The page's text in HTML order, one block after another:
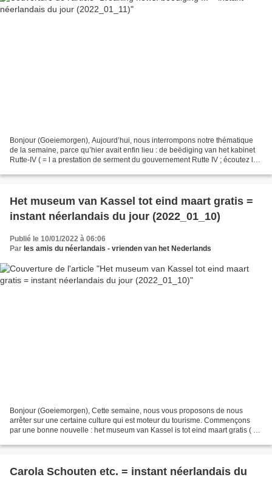
Bonjour (Goeiemorgen), Aujourd’hui, nous interrompons notre thématique
de la semaine, parce qu’hier avait enfin lieu : de beëdiging van het kabinet
Rutte-IV ( = l a prestation de serment du gouvernement Rutte IV ; écoutez le
Het museum van Kassel tot eind maart gratis =
instant néerlandais du jour (2022_01_10)
Publié le 10/01/2022 à 06:06
Par les amis du néerlandais - vrienden van het Nederlands
Bonjour (Goeiemorgen), Cette semaine, nous vous proposons de nous
arrêter sur une certaine culture qui est moteur du tourisme. Commençons
par une bonne nouvelle : het museum van Kassel is tot eind maart gratis ( =
Carola Schouten etc. = instant néerlandais du